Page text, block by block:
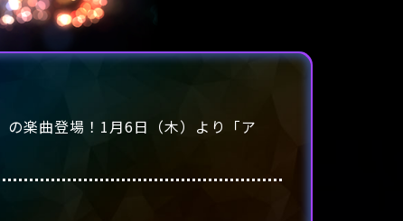
楽曲登場！1月6日（木）より「ア